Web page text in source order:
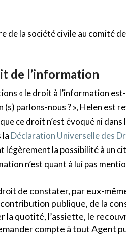
de la société civile au comité
de l’information
« le droit à l’information
parlons-nous ? », Helen est
ce droit n’est évoqué ni dans
la Déclaration Universelle des
légèrement la possibilité à un
n’est quant à lui pas
de constater, par eux-
publique, de la
la quotité, l’assiette, le
compte à tout Agent